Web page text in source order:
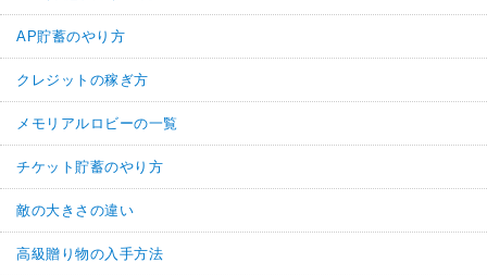
AP貯蓄のやり方
クレジットの稼ぎ方
メモリアルロビーの一覧
チケット貯蓄のやり方
敵の大きさの違い
高級贈り物の入手方法